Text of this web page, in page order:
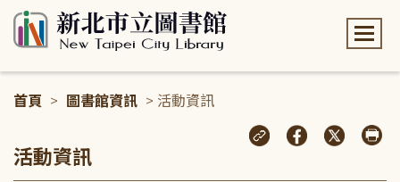
首頁 > 圖書館資訊 > 活動資訊
活動資訊